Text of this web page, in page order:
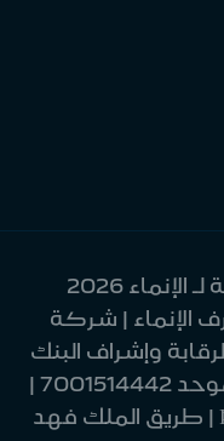
2026
الإنماء | شركة
وإشراف البنك
المركزي السعودي | الرقم الموحد 7001514442 |
رأس مال 30,000,000,000 Ʀ | طريق الملك فهد